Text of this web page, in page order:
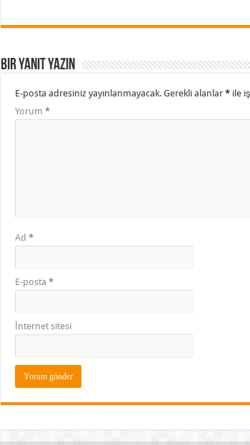
Bir yanıt yazın
E-posta adresiniz yayınlanmayacak. Gerekli alanlar *ile
Yorum *
Ad *
E-posta *
İnternet sitesi